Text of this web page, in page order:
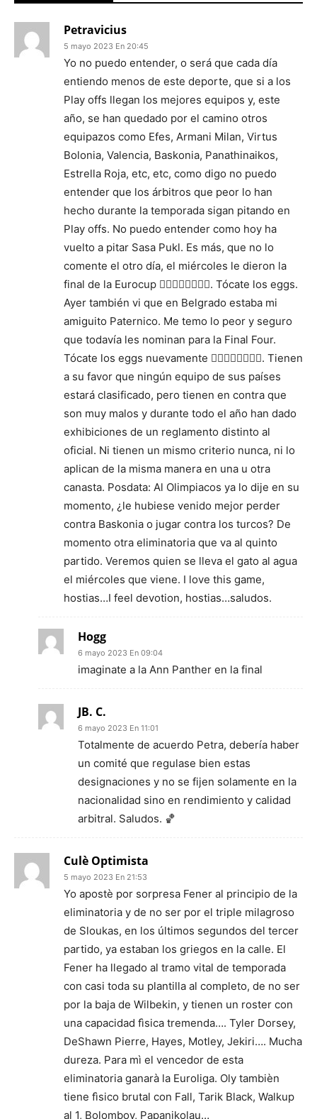
Petravicius
5 mayo 2023 En 20:45
Yo no puedo entender, o será que cada día
entiendo menos de este deporte, que si a los
Play offs llegan los mejores equipos y, este
año, se han quedado por el camino otros
equipazos como Efes, Armani Milan, Virtus
Bolonia, Valencia, Baskonia, Panathinaikos,
Estrella Roja, etc, etc, como digo no puedo
entender que los árbitros que peor lo han
hecho durante la temporada sigan pitando en
Play offs. No puedo entender como hoy ha
vuelto a pitar Sasa Pukl. Es más, que no lo
comente el otro día, el miércoles le dieron la
final de la Eurocup 🤷‍♂️🤷‍♂️🤷‍♂️🤷‍♂️. Tócate los eggs.
Ayer también vi que en Belgrado estaba mi
amiguito Paternico. Me temo lo peor y seguro
que todavía les nominan para la Final Four.
Tócate los eggs nuevamente 🤷‍♂️🤷‍♂️🤷‍♂️🤷‍♂️. Tienen
a su favor que ningún equipo de sus países
estará clasificado, pero tienen en contra que
son muy malos y durante todo el año han dado
exhibiciones de un reglamento distinto al
oficial. Ni tienen un mismo criterio nunca, ni lo
aplican de la misma manera en una u otra
canasta. Posdata: Al Olimpiacos ya lo dije en su
momento, ¿le hubiese venido mejor perder
contra Baskonia o jugar contra los turcos? De
momento otra eliminatoria que va al quinto
partido. Veremos quien se lleva el gato al agua
el miércoles que viene. I love this game,
hostias…I feel devotion, hostias…saludos.
Hogg
6 mayo 2023 En 09:04
imaginate a la Ann Panther en la final
JB. C.
6 mayo 2023 En 11:01
Totalmente de acuerdo Petra, debería haber
un comité que regulase bien estas
designaciones y no se fijen solamente en la
nacionalidad sino en rendimiento y calidad
arbitral. Saludos. 🏀
Culè Optimista
5 mayo 2023 En 21:53
Yo apostè por sorpresa Fener al principio de la
eliminatoria y de no ser por el triple milagroso
de Sloukas, en los últimos segundos del tercer
partido, ya estaban los griegos en la calle. El
Fener ha llegado al tramo vital de temporada
con casi toda su plantilla al completo, de no ser
por la baja de Wilbekin, y tienen un roster con
una capacidad fìsica tremenda…. Tyler Dorsey,
DeShawn Pierre, Hayes, Motley, Jekiri…. Mucha
dureza. Para mì el vencedor de esta
eliminatoria ganarà la Euroliga. Oly tambièn
tiene fìsico brutal con Fall, Tarik Black, Walkup
al 1, Bolomboy, Papanikolau…